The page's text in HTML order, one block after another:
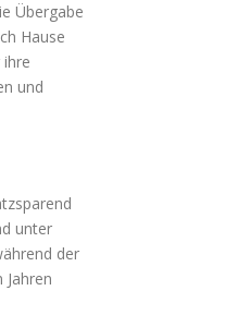
Übergabe
Hause
und
unter
der